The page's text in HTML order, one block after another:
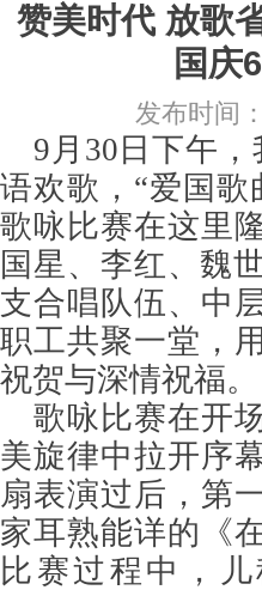
赞美时代 放歌
国庆
发布时间
9月30日下午
语欢歌，“爱国
歌咏比赛在这里
国星、李红、魏
支合唱队伍、中
职工共聚一堂，
祝贺与深情祝福。
歌咏比赛在开
美旋律中拉开序
扇表演过后，第
家耳熟能详的《
比赛过程中，